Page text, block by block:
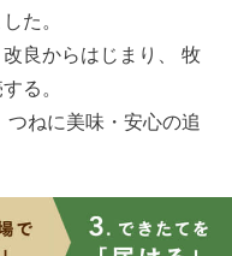
た。
良からはじまり、 牧
る。
ねに美味・安心の追